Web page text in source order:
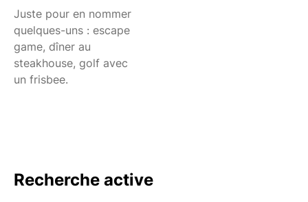
Juste pour en nommer
quelques-uns : escape
game, dîner au
steakhouse, golf avec
un frisbee.
Recherche active